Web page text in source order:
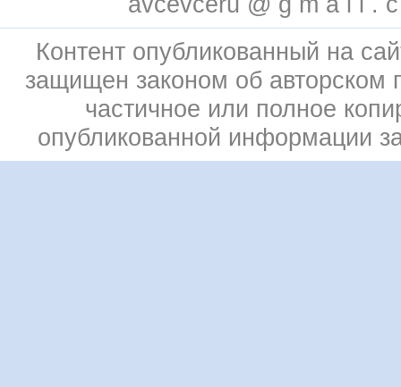
Контент опубликованный на
защищен законом об авторском
частичное или полное
опубликованной информации